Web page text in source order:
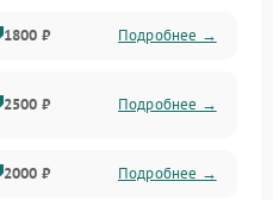
1800 ₽ Подробнее →
2500 ₽ Подробнее →
2000 ₽ Подробнее →